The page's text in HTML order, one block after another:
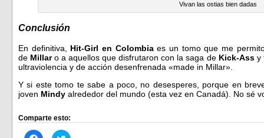
Vivan las ostias bien dadas
Conclusión
En definitiva, Hit-Girl en Colombiaes un tomo que me
de Millaro a aquellos que disfrutaron con la saga deKick-Assy
ultraviolencia y de acción desenfrenada «made in Millar».
Y si este tomo te sabe a poco, no desesperes, porque en
joven Mindy alrededor del mundo (esta vez en Canadá). No sé
Comparte esto: